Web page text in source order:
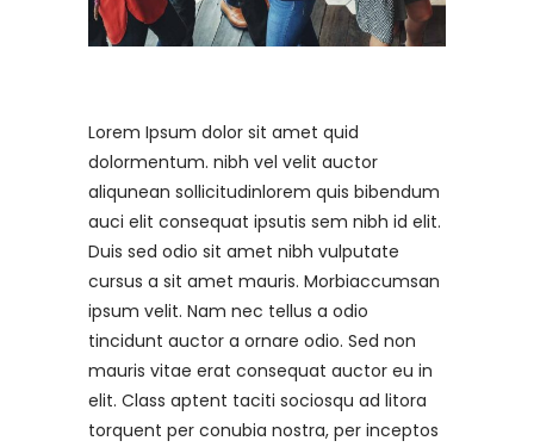
Lorem Ipsum dolor sit amet quid
dolormentum. nibh vel velit auctor
aliqunean sollicitudinlorem quis bibendum
auci elit consequat ipsutis sem nibh id elit.
Duis sed odio sit amet nibh vulputate
cursus a sit amet mauris. Morbiaccumsan
ipsum velit. Nam nec tellus a odio
tincidunt auctor a ornare odio. Sed non
mauris vitae erat consequat auctor eu in
elit. Class aptent taciti sociosqu ad litora
torquent per conubia nostra, per inceptos